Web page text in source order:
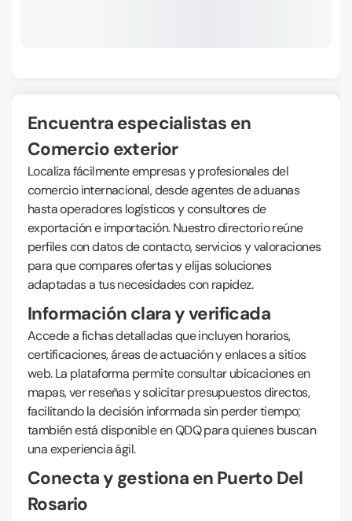
Encuentra especialistas en
Comercio exterior
Localiza fácilmente empresas y profesionales del
comercio internacional, desde agentes de aduanas
hasta operadores logísticos y consultores de
exportación e importación. Nuestro directorio reúne
perfiles con datos de contacto, servicios y valoraciones
para que compares ofertas y elijas soluciones
adaptadas a tus necesidades con rapidez.
Información clara y verificada
Accede a fichas detalladas que incluyen horarios,
certificaciones, áreas de actuación y enlaces a sitios
web. La plataforma permite consultar ubicaciones en
mapas, ver reseñas y solicitar presupuestos directos,
facilitando la decisión informada sin perder tiempo;
también está disponible en QDQ para quienes buscan
una experiencia ágil.
Conecta y gestiona en Puerto Del
Rosario